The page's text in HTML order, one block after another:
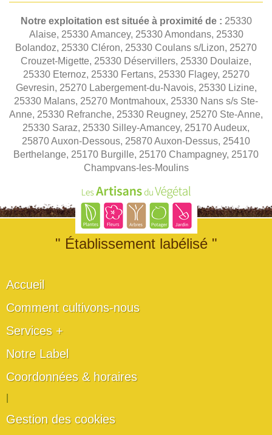
Notre exploitation est située à proximité de : 25330
Alaise, 25330 Amancey, 25330 Amondans, 25330
Bolandoz, 25330 Cléron, 25330 Coulans s/Lizon, 25270
Crouzet-Migette, 25330 Déservillers, 25330 Doulaize,
25330 Eternoz, 25330 Fertans, 25330 Flagey, 25270
Gevresin, 25270 Labergement-du-Navois, 25330 Lizine,
25330 Malans, 25270 Montmahoux, 25330 Nans s/s Ste-
Anne, 25330 Refranche, 25330 Reugney, 25270 Ste-Anne,
25330 Saraz, 25330 Silley-Amancey, 25170 Audeux,
25870 Auxon-Dessous, 25870 Auxon-Dessus, 25410
Berthelange, 25170 Burgille, 25170 Champagney, 25170
Champvans-les-Moulins
" Établissement labélisé "
Accueil
Comment cultivons-nous
Services +
Notre Label
Coordonnées & horaires
Gestion des cookies